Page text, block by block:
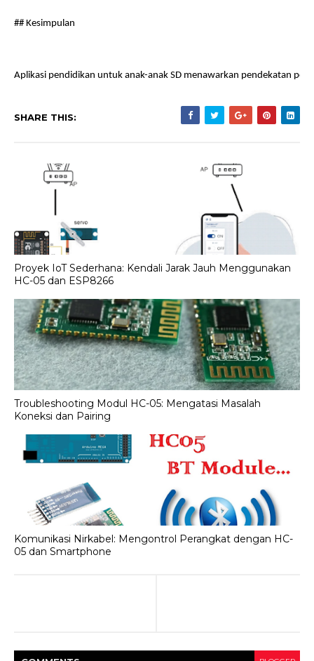
## Kesimpulan
Aplikasi pendidikan untuk anak-anak SD menawarkan pendekatan
SHARE THIS:
Proyek IoT Sederhana: Kendali Jarak Jauh Menggunakan
HC-05 dan ESP8266
Troubleshooting Modul HC-05: Mengatasi Masalah
Koneksi dan Pairing
Komunikasi Nirkabel: Mengontrol Perangkat dengan HC-
05 dan Smartphone